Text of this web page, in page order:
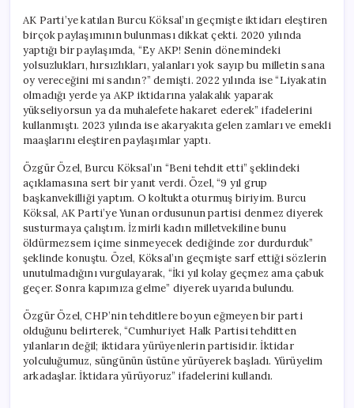
AK Parti’ye katılan Burcu Köksal’ın geçmişte iktidarı eleştiren
birçok paylaşımının bulunması dikkat çekti. 2020 yılında
yaptığı bir paylaşımda, “Ey AKP! Senin dönemindeki
yolsuzlukları, hırsızlıkları, yalanları yok sayıp bu milletin sana
oy vereceğini mi sandın?” demişti. 2022 yılında ise “Liyakatin
olmadığı yerde ya AKP iktidarına yalakalık yaparak
yükseliyorsun ya da muhalefete hakaret ederek” ifadelerini
kullanmıştı. 2023 yılında ise akaryakıta gelen zamları ve emekli
maaşlarını eleştiren paylaşımlar yaptı.
Özgür Özel, Burcu Köksal’ın “Beni tehdit etti” şeklindeki
açıklamasına sert bir yanıt verdi. Özel, “9 yıl grup
başkanvekilliği yaptım. O koltukta oturmuş biriyim. Burcu
Köksal, AK Parti’ye Yunan ordusunun partisi denmez diyerek
susturmaya çalıştım. İzmirli kadın milletvekiline bunu
öldürmezsem içime sinmeyecek dediğinde zor durdurduk”
şeklinde konuştu. Özel, Köksal’ın geçmişte sarf ettiği sözlerin
unutulmadığını vurgulayarak, “İki yıl kolay geçmez ama çabuk
geçer. Sonra kapımıza gelme” diyerek uyarıda bulundu.
Özgür Özel, CHP’nin tehditlere boyun eğmeyen bir parti
olduğunu belirterek, “Cumhuriyet Halk Partisi tehditten
yılanların değil; iktidara yürüyenlerin partisidir. İktidar
yolculuğumuz, süngünün üstüne yürüyerek başladı. Yürüyelim
arkadaşlar. İktidara yürüyoruz” ifadelerini kullandı.